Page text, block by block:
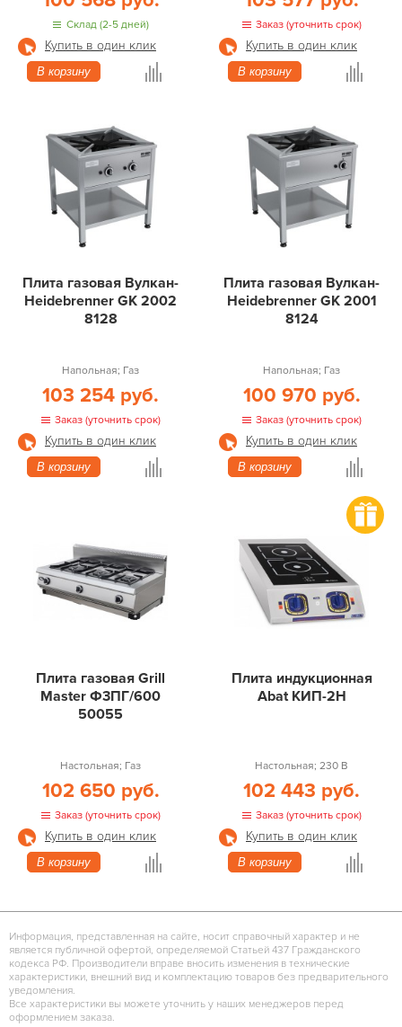
Склад (2-5 дней)
Купить в один клик
В корзину
Заказ (уточнить срок)
Купить в один клик
В корзину
Плита газовая Вулкан-
Heidebrenner GK 2002
8128
Напольная; Газ
103 254 руб.
Заказ (уточнить срок)
Купить в один клик
В корзину
Плита газовая Вулкан-
Heidebrenner GK 2001
8124
Напольная; Газ
100 970 руб.
Заказ (уточнить срок)
Купить в один клик
В корзину
Плита газовая Grill
Master Ф3ПГ/600
50055
Настольная; Газ
102 650 руб.
Заказ (уточнить срок)
Купить в один клик
В корзину
Плита индукционная
Abat КИП-2Н
Настольная; 230 В
102 443 руб.
Заказ (уточнить срок)
Купить в один клик
В корзину
Информация, представленная на сайте, носит справочный характер и не
является публичной офертой, определяемой Статьей 437 Гражданского
кодекса РФ. Производители вправе вносить изменения в технические
характеристики, внешний вид и комплектацию товаров без предварительного
уведомления.
Все характеристики вы можете уточнить у наших менеджеров перед
оформлением заказа.